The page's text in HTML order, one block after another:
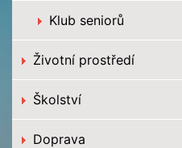
Klub seniorů
Životní prostředí
Školství
Doprava